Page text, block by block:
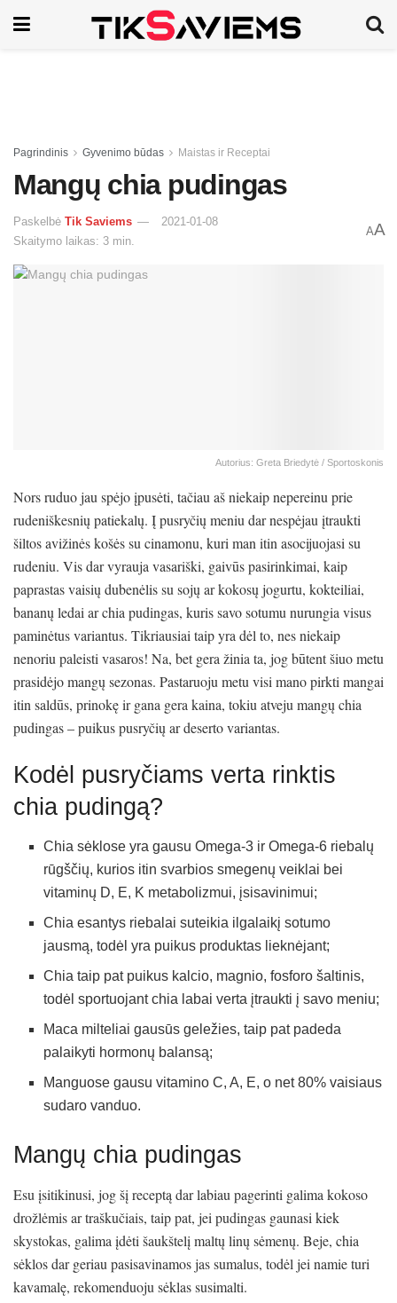
Pagrindinis Gyvenimo būdas Maistas ir Receptai
Mangų chia pudingas
Paskelbė Tik Saviems
2021-01-08
Skaitymo laikas: 3 min.
AA
Autorius: Greta Briedytė / Sportoskonis
Nors ruduo jau spėjo įpusėti, tačiau aš niekaip nepereinu prie
rudeniškesnių patiekalų. Į pusryčių meniu dar nespėjau įtraukti
šiltos avižinės košės su cinamonu, kuri man itin asocijuojasi su
rudeniu. Vis dar vyrauja vasariški, gaivūs pasirinkimai, kaip
paprastas vaisių dubenėlis su sojų ar kokosų jogurtu, kokteiliai,
bananų ledai ar chia pudingas, kuris savo sotumu nurungia visus
paminėtus variantus. Tikriausiai taip yra dėl to, nes niekaip
nenoriu paleisti vasaros! Na, bet gera žinia ta, jog būtent šiuo metu
prasidėjo mangų sezonas. Pastaruoju metu visi mano pirkti mangai
itin saldūs, prinokę ir gana gera kaina, tokiu atveju mangų chia
pudingas – puikus pusryčių ar deserto variantas.
Kodėl pusryčiams verta rinktis
chia pudingą?
Chia sėklose yra gausu Omega-3 ir Omega-6 riebalų
rūgščių, kurios itin svarbios smegenų veiklai bei
vitaminų D, E, K metabolizmui, įsisavinimui;
Chia esantys riebalai suteikia ilgalaikį sotumo
jausmą, todėl yra puikus produktas lieknėjant;
Chia taip pat puikus kalcio, magnio, fosforo šaltinis,
todėl sportuojant chia labai verta įtraukti į savo meniu;
Maca milteliai gausūs geležies, taip pat padeda
palaikyti hormonų balansą;
Manguose gausu vitamino C, A, E, o net 80% vaisiaus
sudaro vanduo.
Mangų chia pudingas
Esu įsitikinusi, jog šį receptą dar labiau pagerinti galima kokoso
drožlėmis ar traškučiais, taip pat, jei pudingas gaunasi kiek
skystokas, galima įdėti šaukštelį maltų linų sėmenų. Beje, chia
sėklos dar geriau pasisavinamos jas sumalus, todėl jei namie turi
kavamalę, rekomenduoju sėklas susimalti.